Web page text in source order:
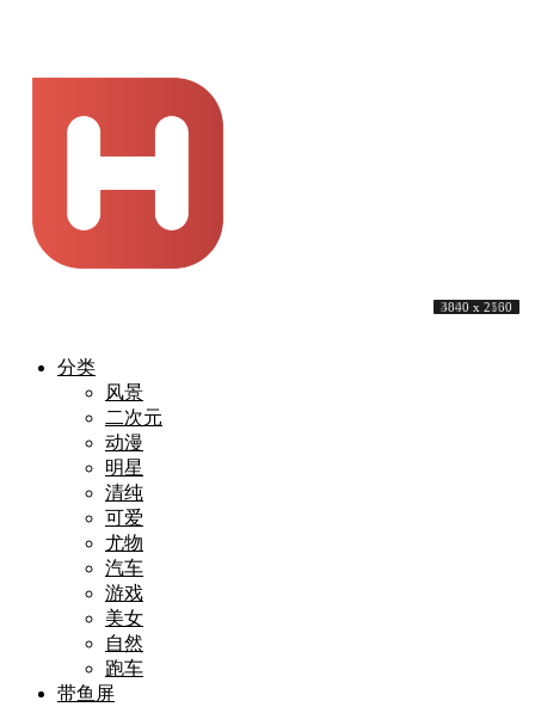
分类
风景
二次元
动漫
明星
清纯
可爱
尤物
汽车
游戏
美女
自然
跑车
带鱼屏
5120 x 3200
4000 x 2250
4032 x 2688
3840 x 2160
3840 x 2160
3840 x 2160
4000 x 2500
3840 x 2400
4000 x 2530
3840 x 2160